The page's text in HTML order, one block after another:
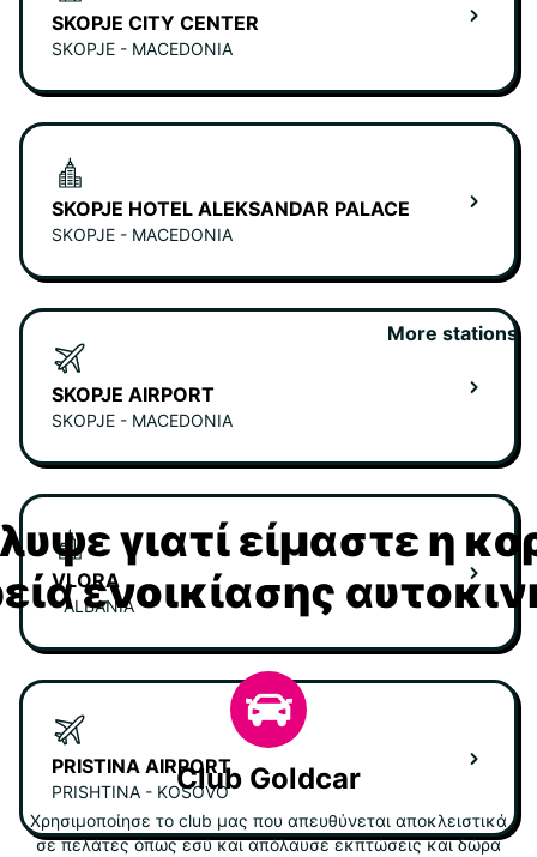
SKOPJE CITY CENTER
SKOPJE - MACEDONIA
SKOPJE HOTEL ALEKSANDAR PALACE
SKOPJE - MACEDONIA
SKOPJE AIRPORT
SKOPJE - MACEDONIA
VLORA
- ALBANIA
PRISTINA AIRPORT
PRISHTINA - KOSOVO
More stations
γιατί είμαστε η
ενοικίασης
Club Goldcar
Χρησιμοποίησε το club μας που απευθύνεται αποκλειστικά
σε πελάτες όπως εσύ και απόλαυσε εκπτώσεις και δώρα